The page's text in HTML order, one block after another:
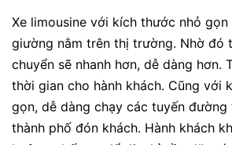
Xe limousine với kích thước nhỏ
giường nằm trên thị trường. Nhờ đó
chuyển sẽ nhanh hơn, dễ dàng hơn.
thời gian cho hành khách. Cũng với
gọn, dễ dàng chạy các tuyến
thành phố đón khách. Hành khách